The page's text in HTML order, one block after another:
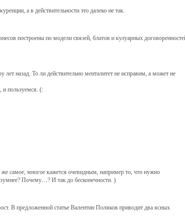
а в действительности это далеко не так.
построены по модели связей, блатов и кулуарных
лет назад. То ли действительно менталитет не исправим, а может не
и пользуемся. (:
же самое, многое кажется очевидным, например то, что нужно
Почему…? И так до бесконечности. )
В предложенной статье Валентин Поляков приводит два ясных